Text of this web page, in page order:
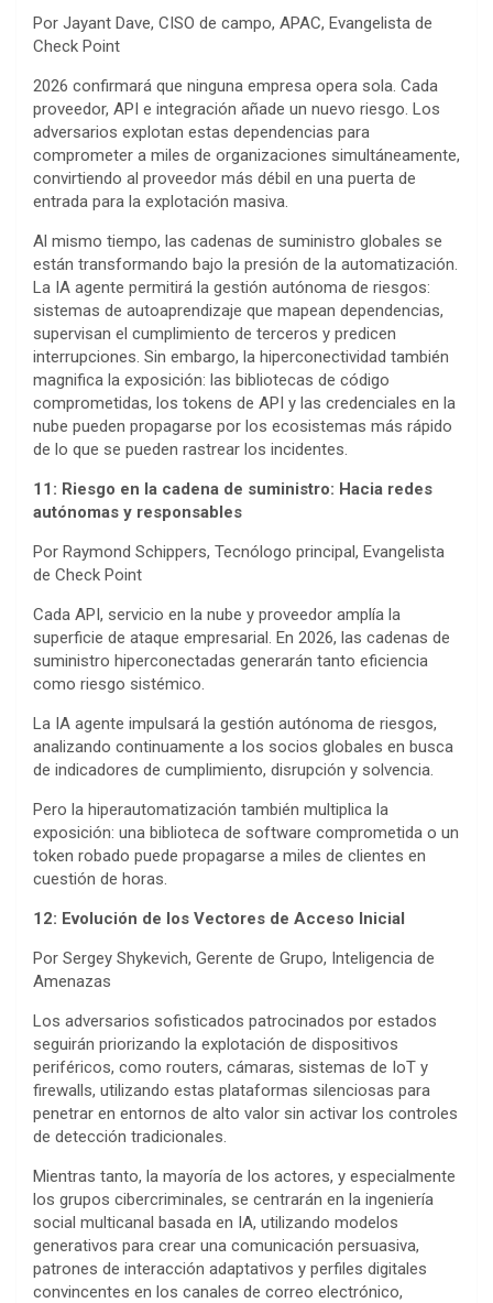
Por Jayant Dave, CISO de campo, APAC, Evangelista de
Check Point
2026 confirmará que ninguna empresa opera sola. Cada
proveedor, API e integración añade un nuevo riesgo. Los
adversarios explotan estas dependencias para
comprometer a miles de organizaciones simultáneamente,
convirtiendo al proveedor más débil en una puerta de
entrada para la explotación masiva.
Al mismo tiempo, las cadenas de suministro globales se
están transformando bajo la presión de la automatización.
La IA agente permitirá la gestión autónoma de riesgos:
sistemas de autoaprendizaje que mapean dependencias,
supervisan el cumplimiento de terceros y predicen
interrupciones. Sin embargo, la hiperconectividad también
magnifica la exposición: las bibliotecas de código
comprometidas, los tokens de API y las credenciales en la
nube pueden propagarse por los ecosistemas más rápido
de lo que se pueden rastrear los incidentes.
11: Riesgo en la cadena de suministro: Hacia redes
autónomas y responsables
Por Raymond Schippers, Tecnólogo principal, Evangelista
de Check Point
Cada API, servicio en la nube y proveedor amplía la
superficie de ataque empresarial. En 2026, las cadenas de
suministro hiperconectadas generarán tanto eficiencia
como riesgo sistémico.
La IA agente impulsará la gestión autónoma de riesgos,
analizando continuamente a los socios globales en busca
de indicadores de cumplimiento, disrupción y solvencia.
Pero la hiperautomatización también multiplica la
exposición: una biblioteca de software comprometida o un
token robado puede propagarse a miles de clientes en
cuestión de horas.
12: Evolución de los Vectores de Acceso Inicial
Por Sergey Shykevich, Gerente de Grupo, Inteligencia de
Amenazas
Los adversarios sofisticados patrocinados por estados
seguirán priorizando la explotación de dispositivos
periféricos, como routers, cámaras, sistemas de IoT y
firewalls, utilizando estas plataformas silenciosas para
penetrar en entornos de alto valor sin activar los controles
de detección tradicionales.
Mientras tanto, la mayoría de los actores, y especialmente
los grupos cibercriminales, se centrarán en la ingeniería
social multicanal basada en IA, utilizando modelos
generativos para crear una comunicación persuasiva,
patrones de interacción adaptativos y perfiles digitales
convincentes en los canales de correo electrónico,